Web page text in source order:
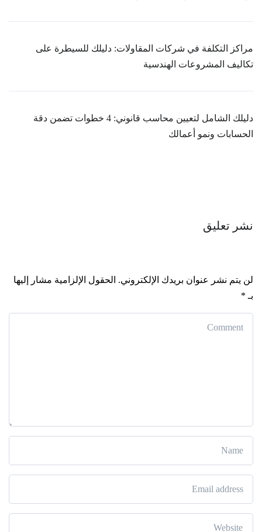
مراكز التكلفة في شركات المقاولات: دليلك للسيطرة على
تكاليف المشروعات الهندسية
دليلك الشامل لتعيين محاسب قانوني: 4 خطوات تضمن دقة
الحسابات ونمو أعمالك
نشر تعليق
لن يتم نشر عنوان بريدك الإلكتروني. الحقول الإلزامية مشار إليها
بـ *